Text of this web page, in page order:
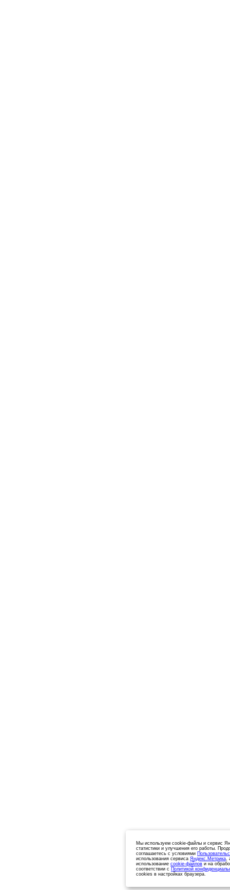
Мы используем cookie-файлы и сервис
статистики и улучшения его работы.
соглашаетесь с условиями
использования сервиса Яндекс.Метрика,
использование cookie-файлов и на
соответствии с Политикой
cookies в настройках браузера.